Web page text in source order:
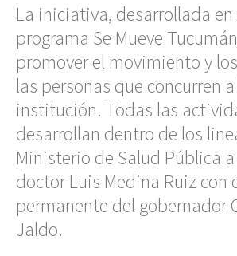
La iniciativa, desarrollada
programa Se Mueve
promover el movimiento y
las personas que concurren
institución. Todas las
desarrollan dentro de los
Ministerio de Salud Pública
doctor Luis Medina Ruiz con
permanente del gobernador
Jaldo.